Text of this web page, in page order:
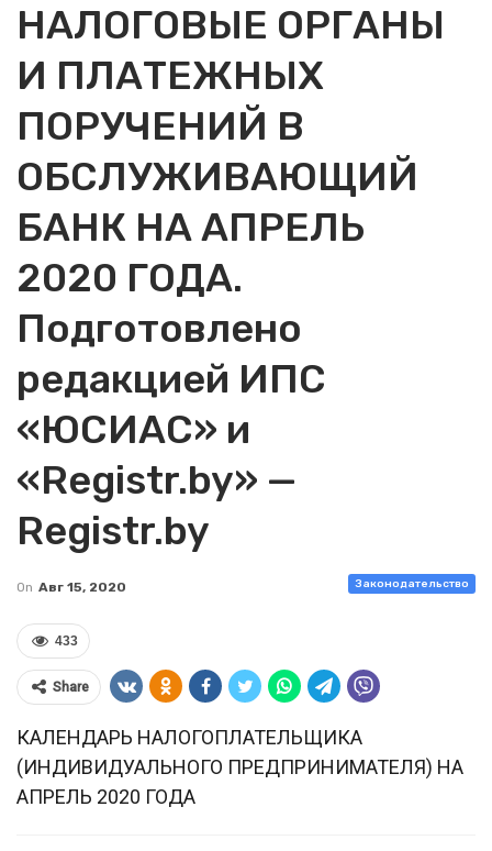
НАЛОГОВЫЕ ОРГАНЫ
И ПЛАТЕЖНЫХ
ПОРУЧЕНИЙ В
ОБСЛУЖИВАЮЩИЙ
БАНК НА АПРЕЛЬ
2020 ГОДА.
Подготовлено
редакцией ИПС
«ЮСИАС» и
«Registr.by» —
Registr.by
Законодательство
On Авг 15, 2020
433
Share
КАЛЕНДАРЬ НАЛОГОПЛАТЕЛЬЩИКА
(ИНДИВИДУАЛЬНОГО ПРЕДПРИНИМАТЕЛЯ) НА
АПРЕЛЬ 2020 ГОДА